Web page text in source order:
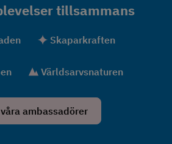
tillsammans
Skaparkraften
Världsarvsnaturen
ambassadörer